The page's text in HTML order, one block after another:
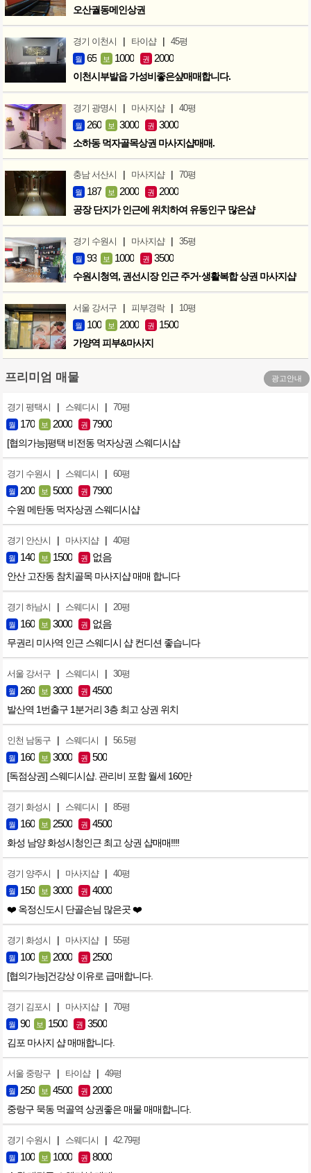
오산궐동메인상권
경기 이천시 | 타이샵 | 45평
월 65 보 1000 권 2000
이천시부발읍 가성비좋은샾매매합니다.
경기 광명시 | 마사지샵 | 40평
월 260 보 3000 권 3000
소하동 먹자골목상권 마사지샵매매.
충남 서산시 | 마사지샵 | 70평
월 187 보 2000 권 2000
공장 단지가 인근에 위치하여 유동인구 많은샵
경기 수원시 | 마사지샵 | 35평
월 93 보 1000 권 3500
수원시청역, 권선시장 인근 주거·생활복합 상권 마사지샵
서울 강서구 | 피부경락 | 10평
월 100 보 2000 권 1500
가양역 피부&마사지
프리미엄 매물 광고안내
경기 평택시 | 스웨디시 | 70평
월 170 보 2000 권 7900
[협의가능]평택 비전동 먹자상권 스웨디시샵
경기 수원시 | 스웨디시 | 60평
월 200 보 5000 권 7900
수원 메탄동 먹자상권 스웨디시샵
경기 안산시 | 마사지샵 | 40평
월 140 보 1500 권 없음
안산 고잔동 참치골목 마사지샵 매매 합니다
경기 하남시 | 스웨디시 | 20평
월 160 보 3000 권 없음
무권리 미사역 인근 스웨디시 샵 컨디션 좋습니다
서울 강서구 | 스웨디시 | 30평
월 260 보 3000 권 4500
발산역 1번출구 1분거리 3층 최고 상권 위치
인천 남동구 | 스웨디시 | 56.5평
월 160 보 3000 권 500
[독점상권] 스웨디시샵. 관리비 포함 월세 160만
경기 화성시 | 스웨디시 | 85평
월 160 보 2500 권 4500
화성 남양 화성시청인근 최고 상권 샵매매!!!!
경기 양주시 | 마사지샵 | 40평
월 150 보 3000 권 4000
❤️ 옥정신도시 단골손님 많은곳 ❤️
경기 화성시 | 마사지샵 | 55평
월 100 보 2000 권 2500
[협의가능]건강상 이유로 급매합니다.
경기 김포시 | 마사지샵 | 70평
월 90 보 1500 권 3500
김포 마사지 샵 매매합니다.
서울 중랑구 | 타이샵 | 49평
월 250 보 4500 권 2000
중랑구 묵동 먹골역 상권좋은 매물 매매합니다.
경기 수원시 | 스웨디시 | 42.79평
월 100 보 1000 권 8000